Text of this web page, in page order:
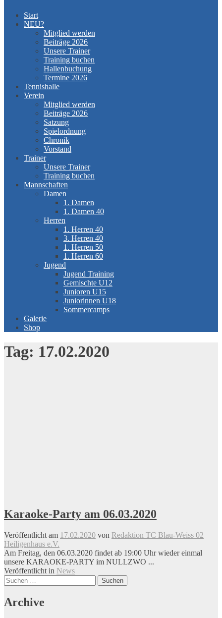
Start
NEU?
Mitglied werden
Beiträge 2026
Unsere Trainer
Training buchen
Hallenbuchung
Termine 2026
Tennishalle
Verein
Mitglied werden
Beiträge 2026
Satzung
Spielordnung
Chronik
Vorstand
Trainer
Unsere Trainer
Training buchen
Mannschaften
Damen
1. Damen
1. Damen 40
Herren
1. Herren 40
3. Herren 40
1. Herren 50
1. Herren 60
Jugend
Jugend Training
Gemischte U12
Junioren U15
Juniorinnen U18
Sommercamps
Galerie
Shop
Tag: 17.02.2020
Karaoke-Party am 06.03.2020
Veröffentlicht am 17.02.2020 von Redaktion TC Blau-Weiss 02
Heiligenhaus e.V.
Am Freitag, den 06.03.2020 findet ab 19:00 Uhr wieder einmal
unsere KARAOKE-PARTY im NULLZWO ...
Veröffentlicht in News
Beitrags-
Navigation
Suchen
nach:
Archive